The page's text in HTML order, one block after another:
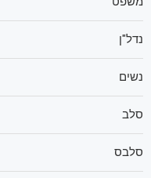
נדל"ן
נשים
סלב
סלבס